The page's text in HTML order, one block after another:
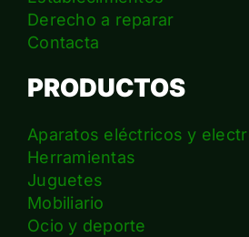
Derecho a reparar
Contacta
PRODUCTOS
Aparatos eléctricos y
Herramientas
Juguetes
Mobiliario
Ocio y deporte